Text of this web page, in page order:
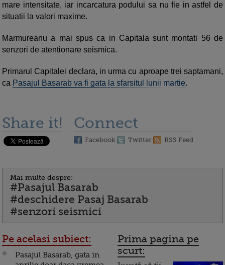
mare intensitate, iar incarcatura podului sa nu fie in astfel de
situatii la valori maxime.
Marmureanu a mai spus ca in Capitala sunt montati 56 de
senzori de atentionare seismica.
Primarul Capitalei declara, in urma cu aproape trei saptamani,
ca Pasajul Basarab va fi gata la sfarsitul lunii martie.
Share it! Connect
Facebook Twitter RSS Feed
Mai multe despre:
#Pasajul Basarab
#deschidere Pasaj Basarab
#senzori seismici
Pe acelasi subiect:
Pasajul Basarab, gata in
Prima pagina pe
scurt: